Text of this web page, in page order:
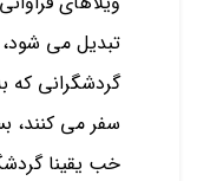
تبدیل می
گردشگرانی که
سفر می کنند،
خب یقینا